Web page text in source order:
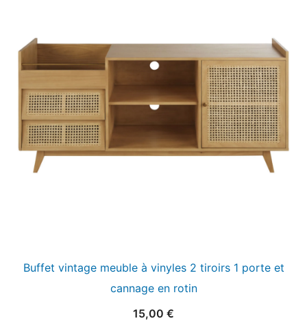
Buffet vintage meuble à vinyles 2 tiroirs 1 porte et
cannage en rotin
15,00 €